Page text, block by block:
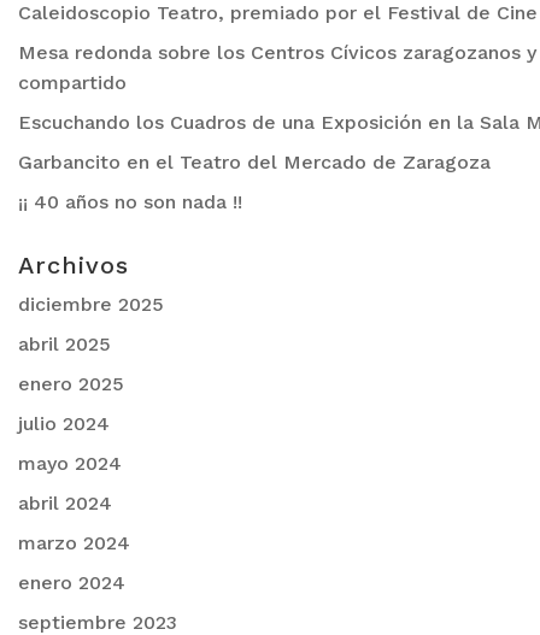
Caleidoscopio Teatro, premiado por el Festival de
Mesa redonda sobre los Centros Cívicos zaragozanos
compartido
Escuchando los Cuadros de una Exposición en la Sala
Garbancito en el Teatro del Mercado de Zaragoza
¡¡ 40 años no son nada !!
Archivos
diciembre 2025
abril 2025
enero 2025
julio 2024
mayo 2024
abril 2024
marzo 2024
enero 2024
septiembre 2023